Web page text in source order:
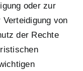
oder zur
Verteidigung von
der Rechte